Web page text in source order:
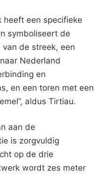
heeft een specifieke
symboliseert de
de streek, een
Nederland
en
en een toren met een
aldus Tirtiau.
aan de
is zorgvuldig
op de drie
wordt zes meter